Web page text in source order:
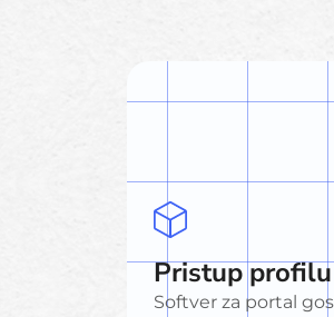
Pristup
Softver za portal